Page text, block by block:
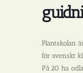
Plantskolan
för svenskt
På 20 ha